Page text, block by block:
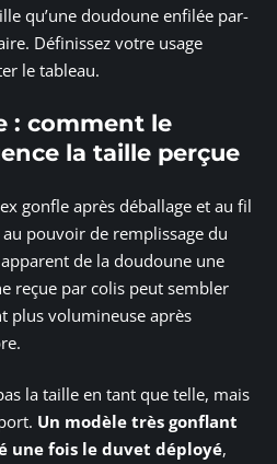
qu’une doudoune enfilée par-
Définissez votre usage
le tableau.
: comment le
la taille perçue
gonfle après déballage et au fil
pouvoir de remplissage du
de la doudoune une
reçue par colis peut sembler
plus volumineuse après
la taille en tant que telle, mais
Un modèle très gonflant
une fois le duvet déployé,